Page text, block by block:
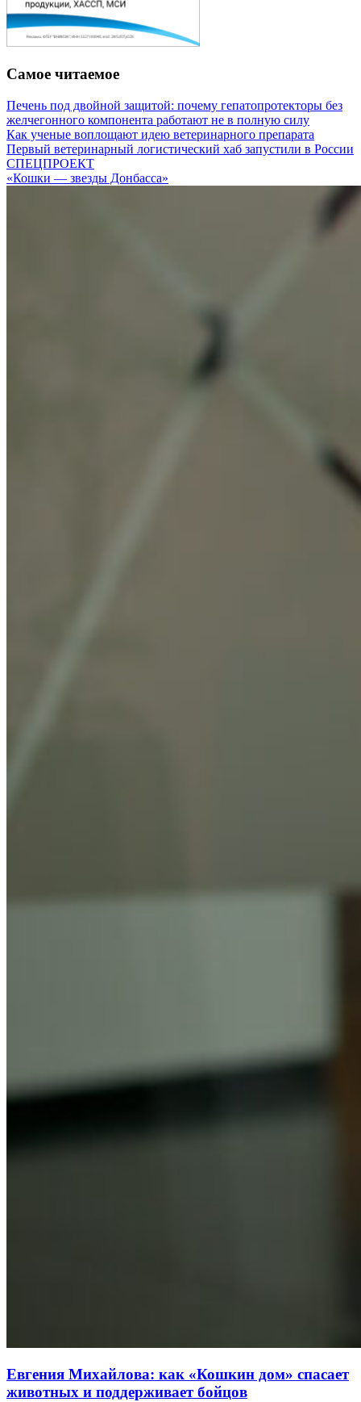
Самое читаемое
Печень под двойной защитой: почему гепатопротекторы без
желчегонного компонента работают не в полную силу
Как ученые воплощают идею ветеринарного препарата
Первый ветеринарный логистический хаб запустили в России
СПЕЦПРОЕКТ
«Кошки — звезды Донбасса»
Евгения Михайлова: как «Кошкин дом» спасает
животных и поддерживает бойцов